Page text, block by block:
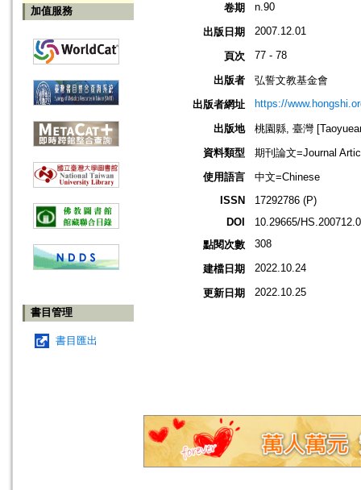
加值服務
書目管理
書目匯出
卷期
n.90
出版日期 2007.12.01
頁次 77 - 78
出版者
弘誓文教基金會
出版者網址
https://
出版地
桃園縣, 臺灣
資料類型
期刊論文=Journal
使用語言
中文=Chinese
ISSN
17292786 (P)
DOI
10.29665/
點閱次數
308
建檔日期 2022.10.24
更新日期 2022.10.25